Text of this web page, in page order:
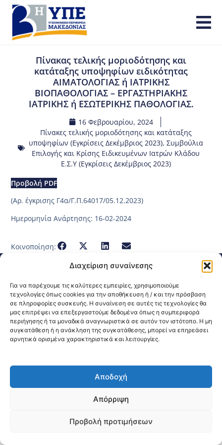
Διαχείριση συναίνεσης
Για να παρέχουμε τις καλύτερες εμπειρίες, χρησιμοποιούμε
τεχνολογίες όπως cookies για την αποθήκευση ή / και την πρόσβαση
σε πληροφορίες συσκευής. Η συναίνεση σε αυτές τις τεχνολογίες θα
μας επιτρέψει να επεξεργαστούμε δεδομένα όπως η συμπεριφορά
περιήγησης ή τα μοναδικά αναγνωριστικά σε αυτόν τον ιστότοπο. Η μη
συγκατάθεση ή η ανάκληση της συγκατάθεσης, μπορεί να επηρεάσει
αρνητικά ορισμένα χαρακτηριστικά και λειτουργίες.
Αποδοχή
Απόρριψη
Προβολή προτιμήσεων
Πίνακας τελικής μοριοδότησης και
κατάταξης υποψηφίων ειδικότητας
ΑΙΜΑΤΟΛΟΓΙΑΣ ή ΙΑΤΡΙΚΗΣ
ΒΙΟΠΑΘΟΛΟΓΙΑΣ – ΕΡΓΑΣΤΗΡΙΑΚΗΣ
ΙΑΤΡΙΚΗΣ ή ΕΣΩΤΕΡΙΚΗΣ ΠΑΘΟΛΟΓΙΑΣ.
16 Φεβρουαρίου, 2024
Πίνακες τελικής μοριοδότησης και κατάταξης
υποψηφίων (Εγκρίσεις Δεκέμβριος 2023), Συμβούλια
Επιλογής και Κρίσης Ειδικευμένων Ιατρών Κλάδου
Ε.Σ.Υ (Εγκρίσεις Δεκέμβριος 2023)
Προβολή PDF
(Aρ. έγκρισης Γ4α/Γ.Π.64017/05.12.2023)
Ημερομηνία Ανάρτησης: 16-02-2024
Κοινοποίηση:
@2026 3ype.gr All rights reserved
Θεσσαλονίκη, ΕλλάδαΤηλ: +30 2311 226 200
email: 3ype@3ype.gr
Page Visits: 00024 Website Visits: 1595370